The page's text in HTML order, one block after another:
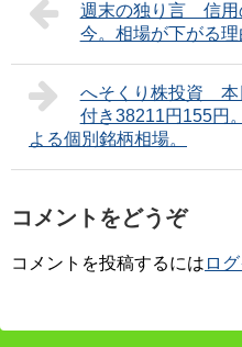
週末の独り言 信用
今。相場が下がる理
へそくり株投資 本
付き38211円155円
よる個別銘柄相場。
コメントをどうぞ
コメントを投稿するには ロ